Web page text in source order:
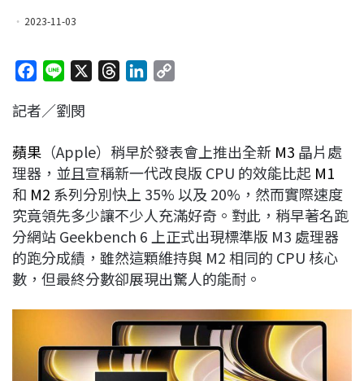
2023-11-03
c
b
o
o
k
n
a
d
s
e
d
I
n
L
i
n
k
記者／劉閔
蘋果 （Apple）稍早於發表會上推出全新 M3 晶片處
理器，並且宣稱新一代改良版 CPU 的效能比起 M1
和 M2 系列分別快上 35% 以及 20%，然而實際速度
究竟領先多少讓不少人充滿好奇。對此，稍早著名跑
分網站 Geekbench 6 上正式出現標準版 M3 處理器
的跑分成績，雖然這顆維持與 M2 相同的 CPU 核心
數，但最終分數卻展現出驚人的能耐。